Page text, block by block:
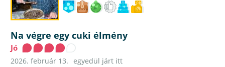
Na végre egy cuki élmény
Jó
2026. február 13.
egyedül járt itt